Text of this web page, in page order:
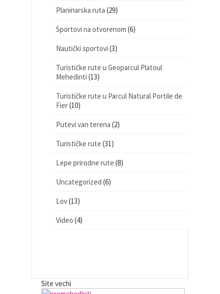
Planinarska ruta (29)
Sportovi na otvorenom (6)
Nautički sportovi (3)
Turističke rute u Geoparcul Platoul
Mehedinti (13)
Turističke rute u Parcul Natural Portile de
Fier(10)
Putevi van terena (2)
Turističke rute (31)
Lepe prirodne rute (8)
Uncategorized (6)
Lov(13)
Video (4)
Site vechi